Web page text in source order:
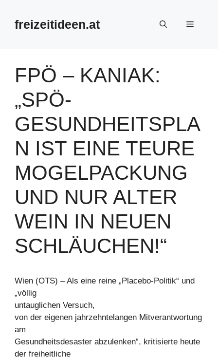
Inhalt
springenfreizeitideen.at Menü
FPÖ – KANIAK:
„SPÖ-
GESUNDHEITSPLA
N IST EINE TEURE
MOGELPACKUNG
UND NUR ALTER
WEIN IN NEUEN
SCHLÄUCHEN!“
Wien (OTS) – Als eine reine „Placebo-Politik“ und
„völlig
untauglichen Versuch,
von der eigenen jahrzehntelangen Mitverantwortung
am
Gesundheitsdesaster abzulenken“, kritisierte heute
der freiheitliche